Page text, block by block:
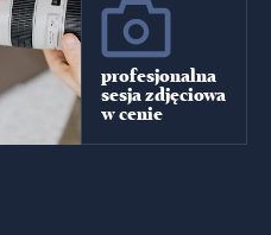
profesjonalna
sesja zdjęciowa
w cenie